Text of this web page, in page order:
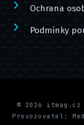
Ochrana
Podmínky
© 2026
Provozovatel: